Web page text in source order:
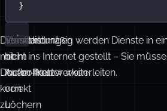
}
Dienstleistungen
mit
Docker‑Netzwerken
korrekt
zu
Vorsicht
beim
Aufbohren
von
Löchern
Standardmäßig werden Dienste in
nicht ins Internet gestellt – Sie
Ihrem Router weiterleiten.